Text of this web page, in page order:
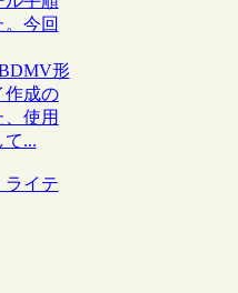
今回
形
作成の
使用
て...
ライテ